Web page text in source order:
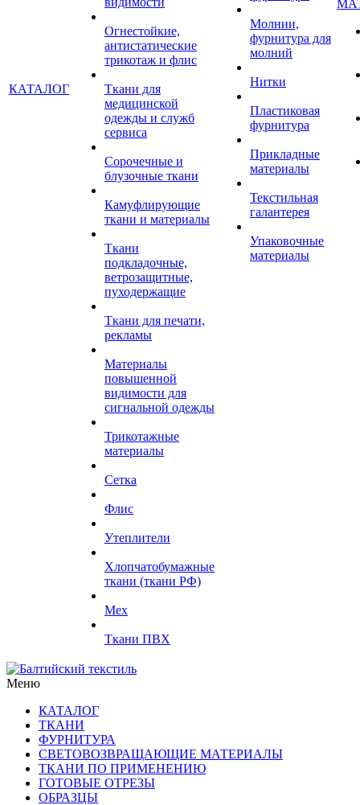
КАТАЛОГ
Огнестойкие,
антистатические
трикотаж и флис
Ткани для
медицинской
одежды и служб
сервиса
Сорочечные и
блузочные ткани
Камуфлирующие
ткани и материалы
Ткани
подкладочные,
ветрозащитные,
пуходержащие
Ткани для печати,
рекламы
Материалы
повышенной
видимости для
сигнальной одежды
Трикотажные
материалы
Сетка
Флис
Утеплители
Хлопчатобумажные
ткани (ткани РФ)
Мех
Ткани ПВХ
Молнии,
фурнитура для
молний
Нитки
Пластиковая
фурнитура
Прикладные
материалы
Текстильная
галантерея
Упаковочные
материалы
Меню
КАТАЛОГ
ТКАНИ
ФУРНИТУРА
СВЕТОВОЗВРАЩАЮЩИЕ МАТЕРИАЛЫ
ТКАНИ ПО ПРИМЕНЕНИЮ
ГОТОВЫЕ ОТРЕЗЫ
ОБРАЗЦЫ